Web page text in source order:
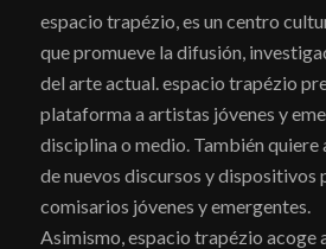
espacio trapézio, es un centro
que promueve la difusión,
del arte actual. espacio trapézio
plataforma a artistas jóvenes y
disciplina o medio. También quiere
de nuevos discursos y dispositivos
comisarios jóvenes y emergentes.
Asimismo, espacio trapézio acoge